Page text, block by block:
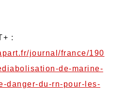
:
journal/france/190
de-marine-
danger-du-rn-pour-les-